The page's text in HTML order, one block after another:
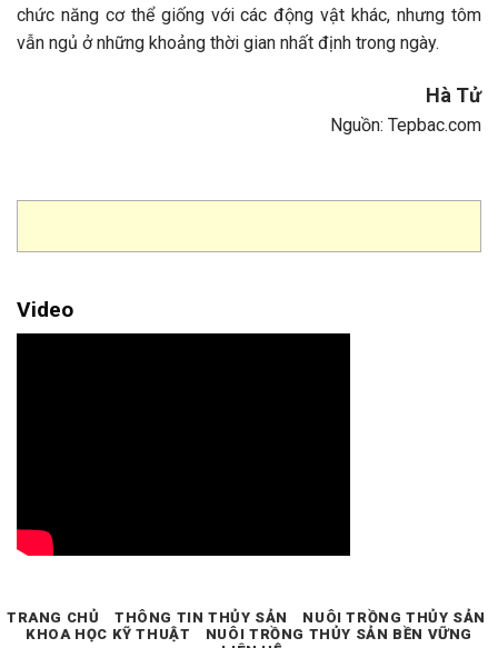
chức năng cơ thể giống với các động vật khác, nhưng tôm
vẫn ngủ ở những khoảng thời gian nhất định trong ngày.
Hà Tử
Nguồn: Tepbac.com
Video
TRANG CHỦ THÔNG TIN THỦY SẢN
NUÔI TRỒNG THỦY SẢN
KHOA HỌC KỸ THUẬT
NUÔI TRỒNG THỦY SẢN BỀN VỮNG